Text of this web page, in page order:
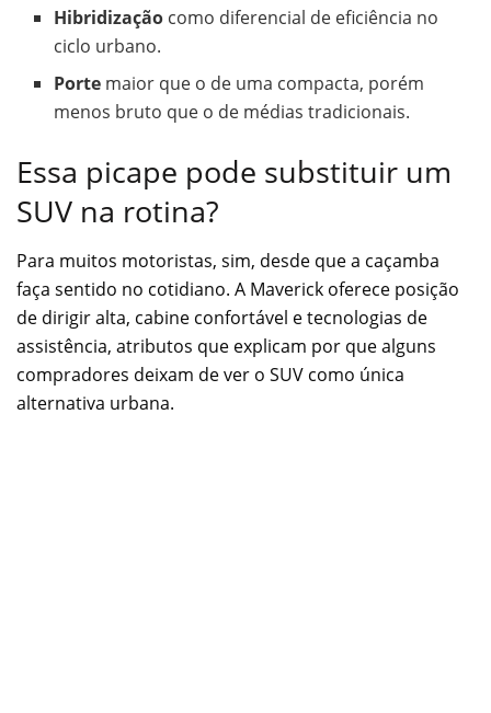
Hibridização como diferencial de eficiência no
ciclo urbano.
Porte maior que o de uma compacta, porém
menos bruto que o de médias tradicionais.
Essa picape pode substituir um
SUV na rotina?
Para muitos motoristas, sim, desde que a caçamba
faça sentido no cotidiano. A Maverick oferece posição
de dirigir alta, cabine confortável e tecnologias de
assistência, atributos que explicam por que alguns
compradores deixam de ver o SUV como única
alternativa urbana.